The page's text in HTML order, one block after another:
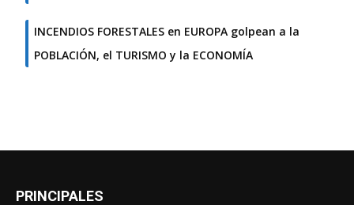
INCENDIOS FORESTALES en EUROPA golpean a la
POBLACIÓN, el TURISMO y la ECONOMÍA
PRINCIPALES